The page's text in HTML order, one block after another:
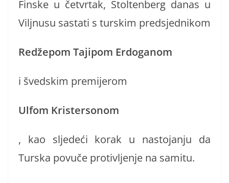
Finske u četvrtak, Stoltenberg danas u
Viljnusu sastati s turskim predsjednikom
Redžepom Tajipom Erdoganom
i švedskim premijerom
Ulfom Kristersonom
, kao sljedeći korak u nastojanju da
Turska povuče protivljenje na samitu.